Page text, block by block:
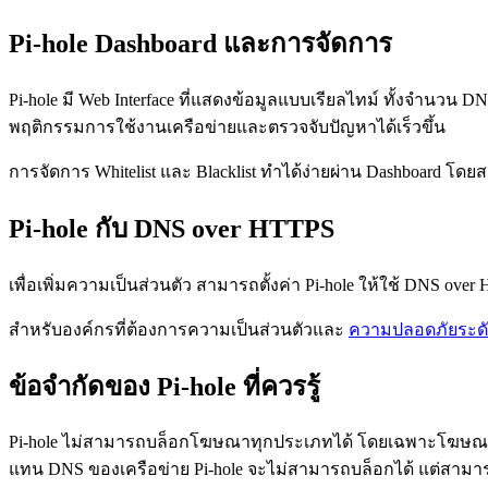
Pi-hole Dashboard และการจัดการ
Pi-hole มี Web Interface ที่แสดงข้อมูลแบบเรียลไทม์ ทั้งจำนวน
พฤติกรรมการใช้งานเครือข่ายและตรวจจับปัญหาได้เร็วขึ้น
การจัดการ Whitelist และ Blacklist ทำได้ง่ายผ่าน Dashboard โ
Pi-hole กับ DNS over HTTPS
เพื่อเพิ่มความเป็นส่วนตัว สามารถตั้งค่า Pi-hole ให้ใช้ DNS over
สำหรับองค์กรที่ต้องการความเป็นส่วนตัวและ ความปลอดภัยระ
ข้อจำกัดของ Pi-hole ที่ควรรู้
Pi-hole ไม่สามารถบล็อกโฆษณาทุกประเภทได้ โดยเฉพาะโฆษณา
แทน DNS ของเครือข่าย Pi-hole จะไม่สามารถบล็อกได้ แต่สาม